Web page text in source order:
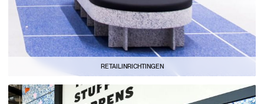
RETAILINRICHTINGEN